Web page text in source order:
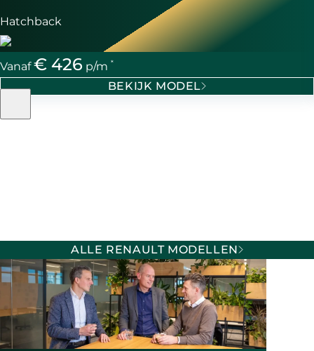
Hatchback
Vanaf€ 426 p/m *
BEKIJK MODEL
ALLE RENAULT MODELLEN